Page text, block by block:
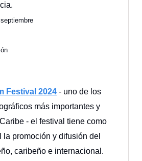
Festival 2024 - uno de los
más importantes y
- el festival tiene como
promoción y difusión del
caribeño e internacional.